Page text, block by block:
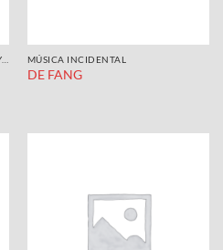
MÚSICA INCIDENTAL
DE FANG